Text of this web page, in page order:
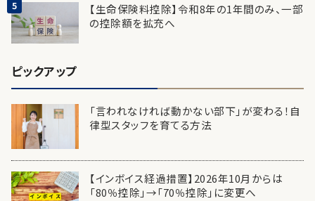
【生命保険料控除】令和8年の1年間のみ、一部
の控除額を拡充へ
ピックアップ
「言われなければ動かない部下」が変わる！自
律型スタッフを育てる方法
【インボイス経過措置】2026年10月からは
「80％控除」→「70％控除」に変更へ